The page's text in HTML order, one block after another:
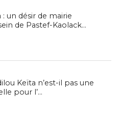
: un désir de mairie
de Pastef-Kaolack...
Keïta n’est-il pas une
pour l’...